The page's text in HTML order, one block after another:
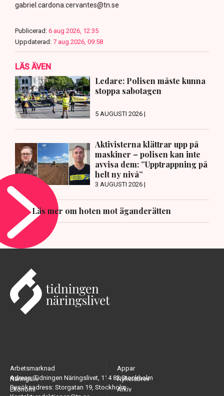
gabriel.cardona.cervantes@tn.se
Publicerad: 6 aug 2026, 12:35
Uppdaterad: 7 aug 2026, 09:58
LÄS ÄVEN
Ledare: Polisen måste kunna
stoppa sabotagen
5 AUGUSTI 2026 |
Aktivisterna klättrar upp på
maskiner – polisen kan inte
avvisa dem: ”Upptrappning på
helt ny nivå”
3 AUGUSTI 2026 |
Läs mer om hoten mot äganderätten
Adress: Tidningen Näringslivet, 114 82 Stockholm
Besöksadress: Storgatan 19, Stockholm
Arbetsmarknad
Näringsliv
Ekonomi
Appar
Nyhetsbrev
Arkiv